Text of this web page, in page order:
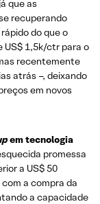
que as
recuperando
do que o
US$ 1,5k/ctr para o
recentemente
atrás –, deixando
em novos
em tecnologia
promessa
a US$ 50
a compra da
a capacidade